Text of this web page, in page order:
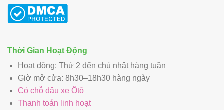
Thời Gian Hoạt Động
Hoạt động: Thứ 2 đến chủ nhật hàng tuần
Giờ mở cửa: 8h30–18h30 hàng ngày
Có chỗ đậu xe Ôtô
Thanh toán linh hoạt